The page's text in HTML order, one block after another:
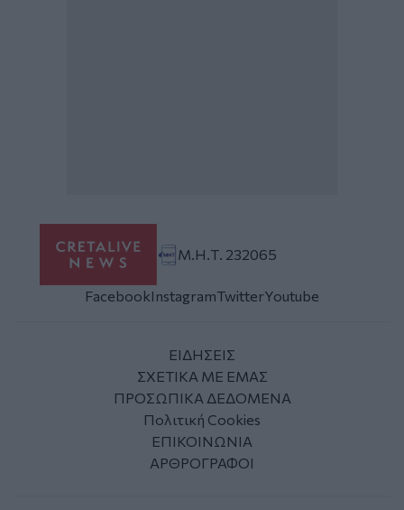
Μ.Η.Τ. 232065
FacebookInstagramTwitterYoutube
ΕΙΔΗΣΕΙΣ
ΣΧΕΤΙΚΑ ΜΕ ΕΜΑΣ
ΠΡΟΣΩΠΙΚΑ ΔΕΔΟΜΕΝΑ
Πολιτική Cookies
ΕΠΙΚΟΙΝΩΝΙΑ
ΑΡΘΡΟΓΡΑΦΟΙ